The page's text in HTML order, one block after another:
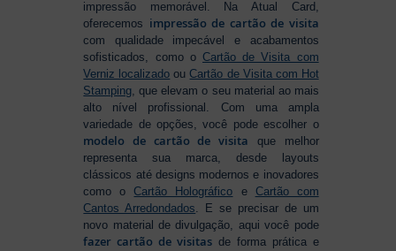
impressão memorável. Na Atual Card,
oferecemos impressão de cartão de visita
com qualidade impecável e acabamentos
sofisticados, como o Cartão de Visita com
Verniz localizado ouCartão de Visita com Hot
Stamping, que elevam o seu material ao mais
alto nível profissional. Com uma ampla
variedade de opções, você pode escolher o
modelo de cartão de visita que melhor
representa sua marca, desde layouts
clássicos até designs modernos e inovadores
como oCartão Holográfico e Cartão com
Cantos Arredondados. E se precisar de um
novo material de divulgação, aqui você pode
fazer cartão de visitas de forma prática e